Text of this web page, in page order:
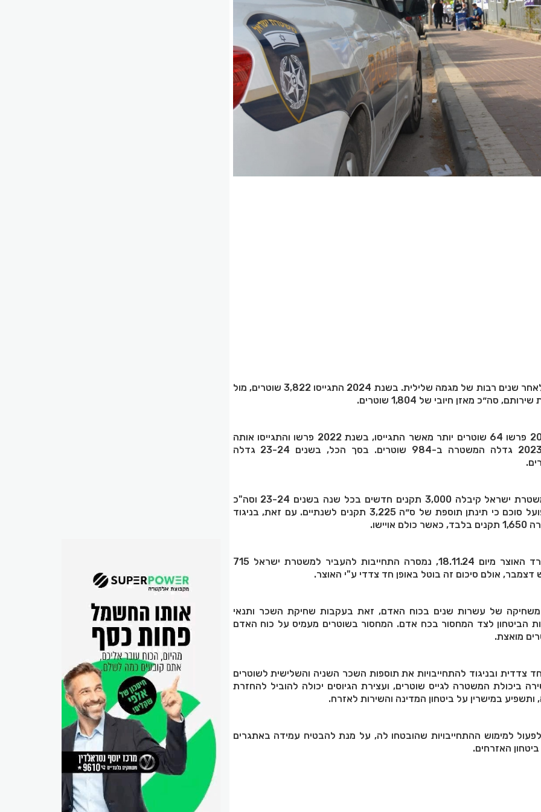
נתון שיא המהווה מהפך לאחר שנים רבות של מגמה שלילית. בשנת 2024 התגייסו 3,822 שוטרים, מול
לשם השוואה, בשנת 2021 פרשו 64 שוטרים יותר מאשר התגייסו, בשנת 2022 פרשו והתגייסו אותה
כמות שוטרים, ובשנת 2023 גדלה המשטרה ב-984 שוטרים. בסך הכל, בשנים 23-24 גדלה
בניגוד לטענות, לפיהן משטרת ישראל קיבלה 3,000 תקנים חדשים בכל שנה בשנים 23-24 וסה"כ
6,000 תקנים, הרי שבפועל סוכם כי תינתן תוספת של ס״ה 3,225 תקנים לשנתיים. עם זאת, בניגוד
בהתאם לסיכום עם משרד האוצר מיום 18.11.24, נמסרה התחייבות להעביר למשטרת ישראל 715
דצמבר, אולם סיכום זה בוטל באופן חד צדדי ע"י האוצר.
של עשרות שנים בכוח האדם, זאת בעקבות שחיקת השכר ותנאי
הביטחון לצד המחסור בכח אדם. המחסור בשוטרים מעמיס על כוח האדם
מואצת.
צדדית ובניגוד להתחייבויות את תוספות השכר השניה והשלישית לשוטרים
ביכולת המשטרה לגייס שוטרים, ועצירת הגיוסים יכולה להוביל להחזרת
במישרין על ביטחון המדינה והשירות לאזרח.
למימוש ההתחייבויות שהובטחו לה, על מנת להבטיח עמידה באתגרים
האזרחים.